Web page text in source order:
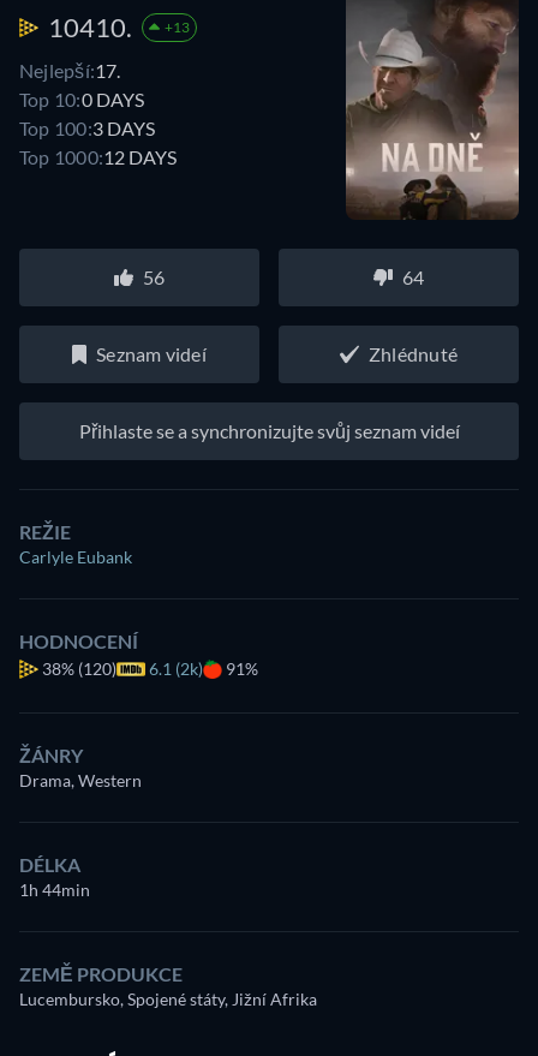
10410. +13
Nejlepší:17.
Top 10:0 DAYS
Top 100:3 DAYS
Top 1000:12 DAYS
56 64
Seznam videí Zhlédnuté
Přihlaste se a synchronizujte svůj seznam videí
REŽIE
Carlyle Eubank
HODNOCENÍ
38% (120) 6.1 (2k) 91%
ŽÁNRY
Drama, Western
DÉLKA
1h 44min
ZEMĚ PRODUKCE
Lucembursko, Spojené státy, Jižní Afrika